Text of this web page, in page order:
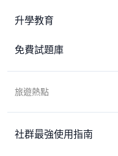
升學教育
免費試題庫
旅遊熱點
社群最強使用指南